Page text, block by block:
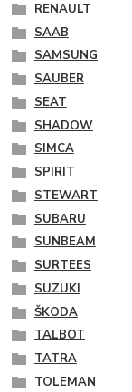
RENAULT
SAAB
SAMSUNG
SAUBER
SEAT
SHADOW
SIMCA
SPIRIT
STEWART
SUBARU
SUNBEAM
SURTEES
SUZUKI
ŠKODA
TALBOT
TATRA
TOLEMAN